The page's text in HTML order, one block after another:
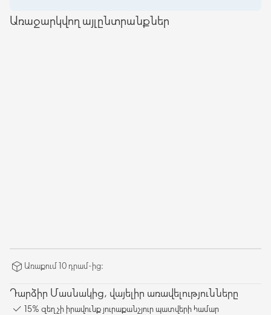
Առաջարկվող այլընտրանքներ
Առաքում 10 դրամ-ից։
Դարձիր Մասնակից, վայելիր առավելությունները
15% զեղչի իրավունք յուրաքանչյուր պատվերի համար